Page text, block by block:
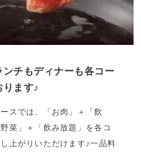
ンチもディナーも各コー
ます♪
スでは、「お肉」＋「飲
菜」＋「飲み放題」を各コ
上がりいただけます♪一品料